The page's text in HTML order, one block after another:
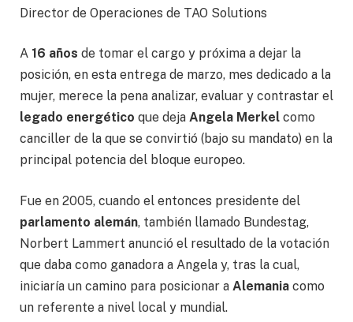
Director de Operaciones de TAO Solutions
A 16 años de tomar el cargo y próxima a dejar la
posición, en esta entrega de marzo, mes dedicado a la
mujer, merece la pena analizar, evaluar y contrastar el
legado energético que deja Angela Merkel como
canciller de la que se convirtió (bajo su mandato) en la
principal potencia del bloque europeo.
Fue en 2005, cuando el entonces presidente del
parlamento alemán, también llamado Bundestag,
Norbert Lammert anunció el resultado de la votación
que daba como ganadora a Angela y, tras la cual,
iniciaría un camino para posicionar a Alemania como
un referente a nivel local y mundial.